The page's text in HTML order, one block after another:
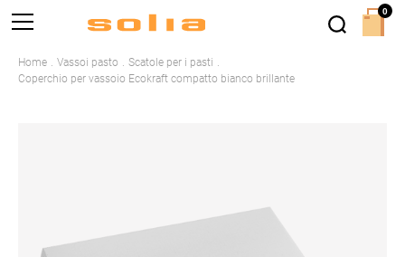
Home Vassoi pasto
Scatole per i pasti
Coperchio per vassoio Ecokraft compatto bianco brillante
0